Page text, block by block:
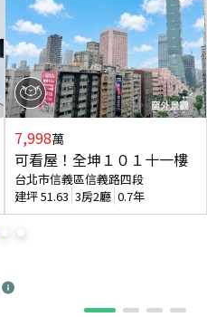
7,998萬
可看屋！全坤１０１十一樓
台北市信義區信義路四段
建坪51.63 3房2廳 0.7年